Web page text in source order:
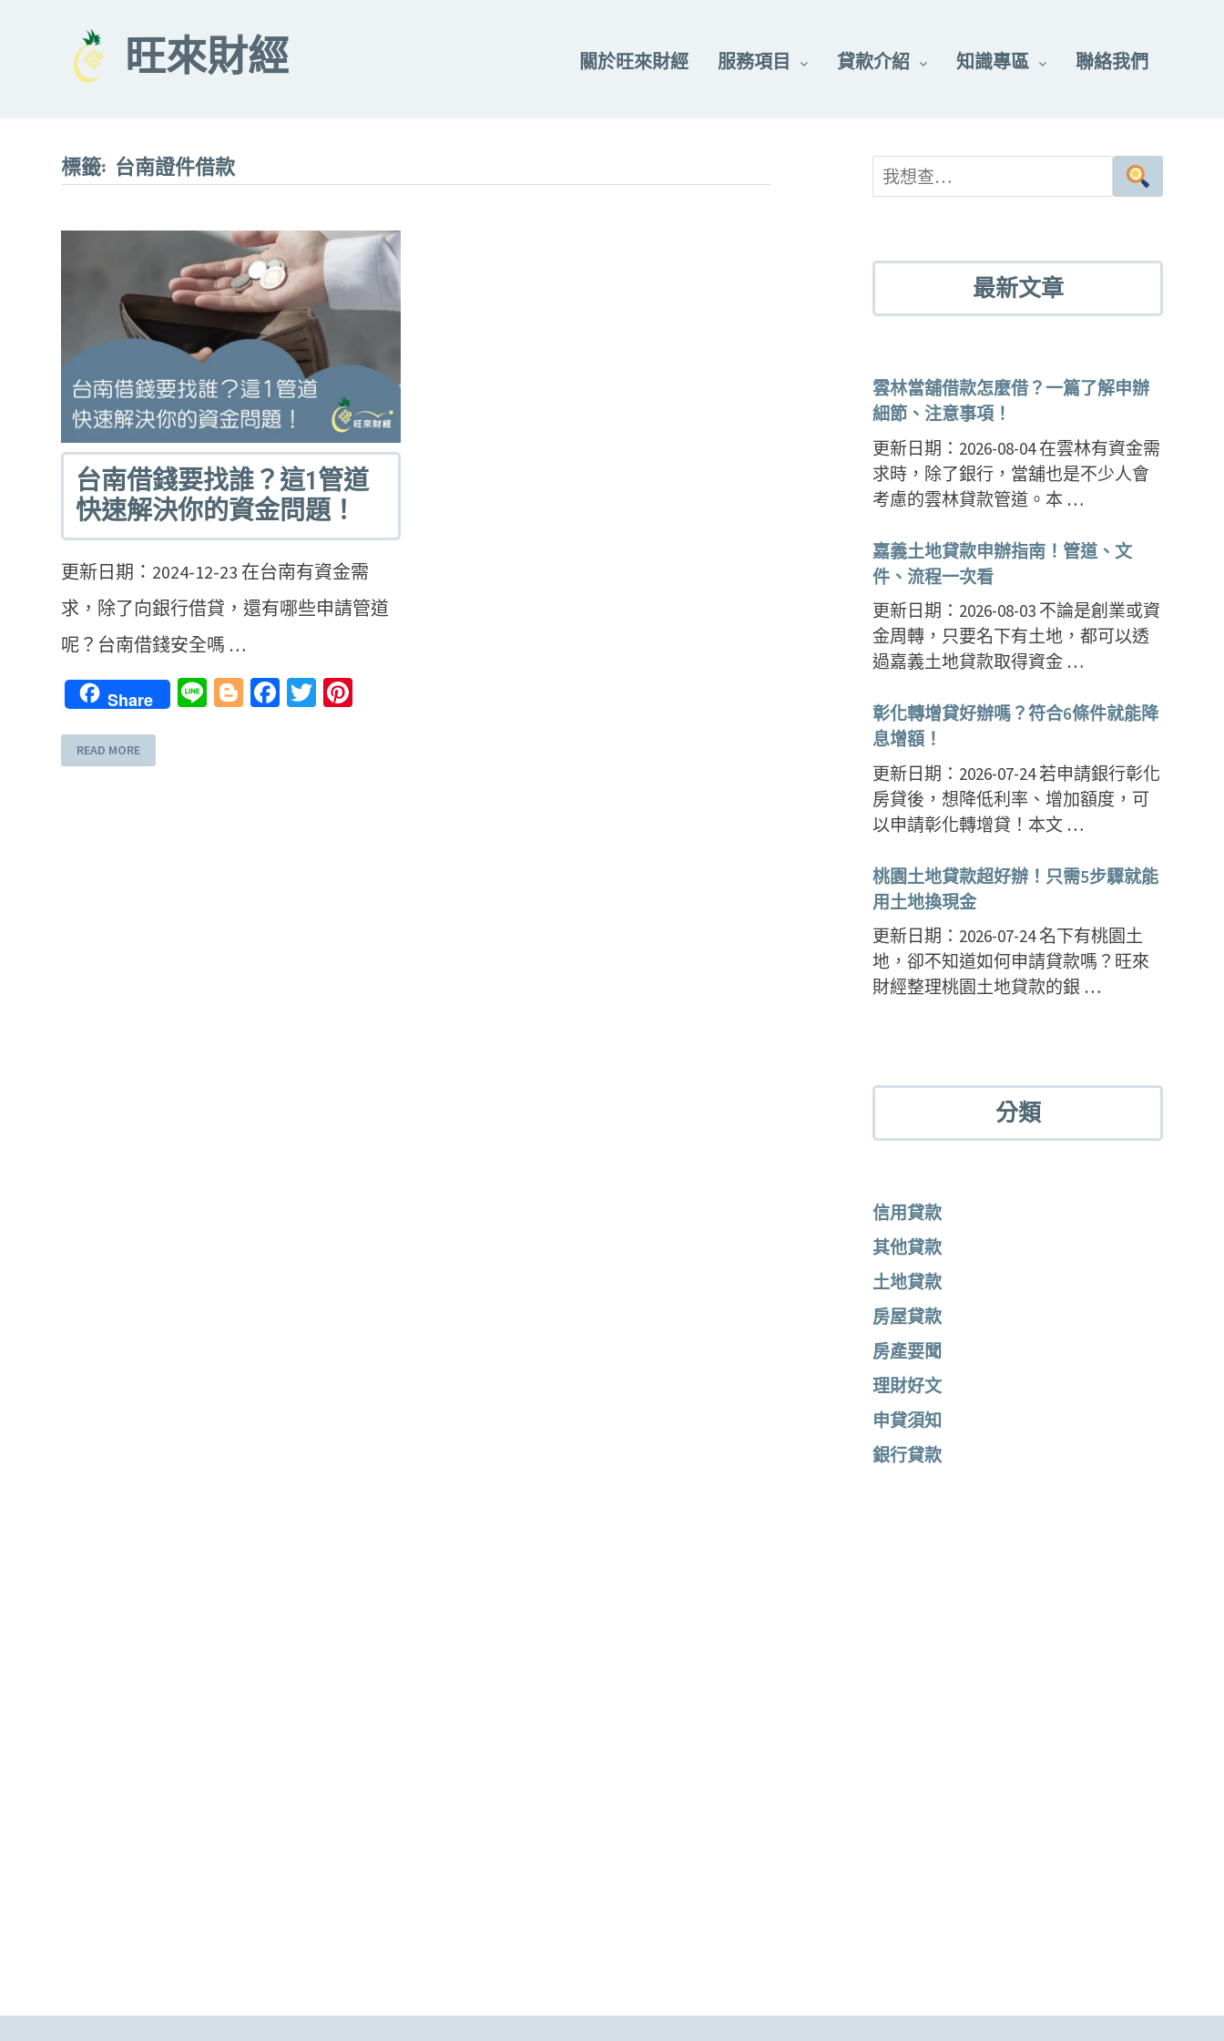
旺來財經 關於旺來財經 服務項目 貸款介紹 知識專區 聯絡我們
標籤: 台南證件借款
台南借錢要找誰？這1管道
快速解決你的資金問題！
更新日期：2024-12-23 在台南有資金需
求，除了向銀行借貸，還有哪些申請管道
呢？台南借錢安全嗎 …
Share LineBlogger
Facebook
Twitter
READ MORE
最新文章
雲林當舖借款怎麼借？一篇了解申辦
細節、注意事項！
更新日期：2026-08-04 在雲林有資金需
求時，除了銀行，當舖也是不少人會
考慮的雲林貸款管道。本 …
嘉義土地貸款申辦指南！管道、文
件、流程一次看
更新日期：2026-08-03 不論是創業或資
金周轉，只要名下有土地，都可以透
過嘉義土地貸款取得資金 …
彰化轉增貸好辦嗎？符合6條件就能降
息增額！
更新日期：2026-07-24 若申請銀行彰化
房貸後，想降低利率、增加額度，可
以申請彰化轉增貸！本文 …
桃園土地貸款超好辦！只需5步驟就能
用土地換現金
更新日期：2026-07-24 名下有桃園土
地，卻不知道如何申請貸款嗎？旺來
財經整理桃園土地貸款的銀 …
分類
信用貸款
其他貸款
土地貸款
房屋貸款
房產要聞
理財好文
申貸須知
銀行貸款